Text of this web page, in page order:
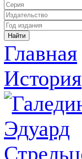
Главная
История